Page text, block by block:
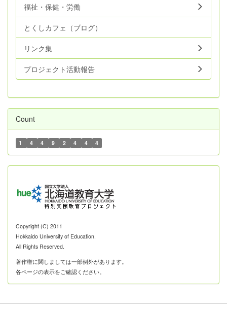
福祉・保健・労働
とくしカフェ（ブログ）
リンク集
プロジェクト活動報告
Count
1 4 4 9 2 4 4 4
Copyright (C) 2011
Hokkaido University of Education.
All Rights Reserved.
著作権に関しましては一部例外があります。
各ページの表示をご確認ください。